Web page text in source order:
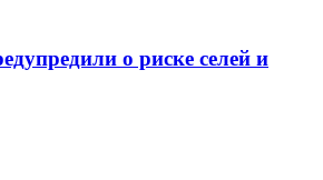
о риске селей и